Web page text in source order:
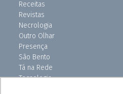
Receitas
Revistas
Necrologia
Outro Olhar
Presença
São Bento
Tá na Rede
Tecnologia